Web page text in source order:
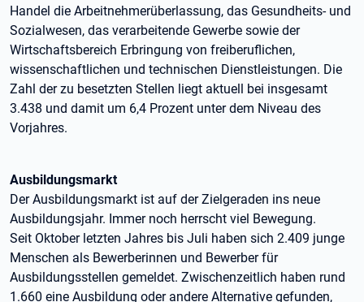
Handel die Arbeitnehmerüberlassung, das Gesundheits- und
Sozialwesen, das verarbeitende Gewerbe sowie der
Wirtschaftsbereich Erbringung von freiberuflichen,
wissenschaftlichen und technischen Dienstleistungen. Die
Zahl der zu besetzten Stellen liegt aktuell bei insgesamt
3.438 und damit um 6,4 Prozent unter dem Niveau des
Vorjahres.
Ausbildungsmarkt
Der Ausbildungsmarkt ist auf der Zielgeraden ins neue
Ausbildungsjahr. Immer noch herrscht viel Bewegung.
Seit Oktober letzten Jahres bis Juli haben sich 2.409 junge
Menschen als Bewerberinnen und Bewerber für
Ausbildungsstellen gemeldet. Zwischenzeitlich haben rund
1.660 eine Ausbildung oder andere Alternative gefunden,